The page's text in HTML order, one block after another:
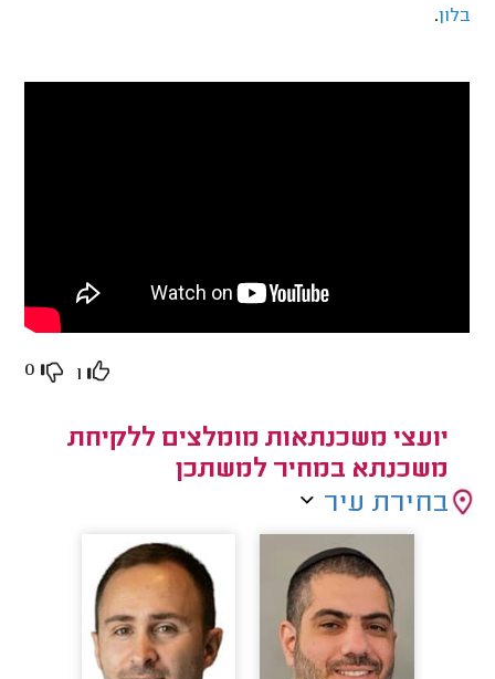
בלון.
1
0
יועצי משכנתאות מומלצים ללקיחת
משכנתא במחיר למשתכן
בחירת עיר